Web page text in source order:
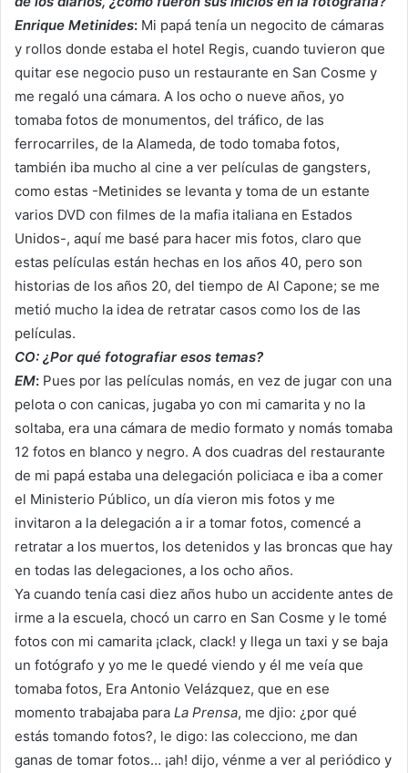
Enrique Metinides: Mi papá tenía un negocito de cámaras
y rollos donde estaba el hotel Regis, cuando tuvieron que
quitar ese negocio puso un restaurante en San Cosme y
me regaló una cámara. A los ocho o nueve años, yo
tomaba fotos de monumentos, del tráfico, de las
ferrocarriles, de la Alameda, de todo tomaba fotos,
también iba mucho al cine a ver películas de gangsters,
como estas -Metinides se levanta y toma de un estante
varios DVD con filmes de la mafia italiana en Estados
Unidos-, aquí me basé para hacer mis fotos, claro que
estas películas están hechas en los años 40, pero son
historias de los años 20, del tiempo de Al Capone; se me
metió mucho la idea de retratar casos como los de las
películas.
CO: ¿Por qué fotografiar esos temas?
EM: Pues por las películas nomás, en vez de jugar con una
pelota o con canicas, jugaba yo con mi camarita y no la
soltaba, era una cámara de medio formato y nomás tomaba
12 fotos en blanco y negro. A dos cuadras del restaurante
de mi papá estaba una delegación policiaca e iba a comer
el Ministerio Público, un día vieron mis fotos y me
invitaron a la delegación a ir a tomar fotos, comencé a
retratar a los muertos, los detenidos y las broncas que hay
en todas las delegaciones, a los ocho años.
Ya cuando tenía casi diez años hubo un accidente antes de
irme a la escuela, chocó un carro en San Cosme y le tomé
fotos con mi camarita ¡clack, clack! y llega un taxi y se baja
un fotógrafo y yo me le quedé viendo y él me veía que
tomaba fotos, Era Antonio Velázquez, que en ese
momento trabajaba para La Prensa, me djio: ¿por qué
estás tomando fotos?, le digo: las colecciono, me dan
ganas de tomar fotos… ¡ah! dijo, vénme a ver al periódico y